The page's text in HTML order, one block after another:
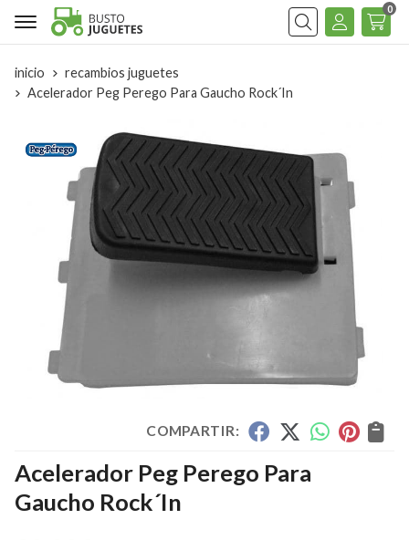
Buscar
0
inicio
recambios juguetes
Acelerador Peg Perego Para Gaucho Rock´In
COMPARTIR:
Acelerador Peg Perego Para
Gaucho Rock´In